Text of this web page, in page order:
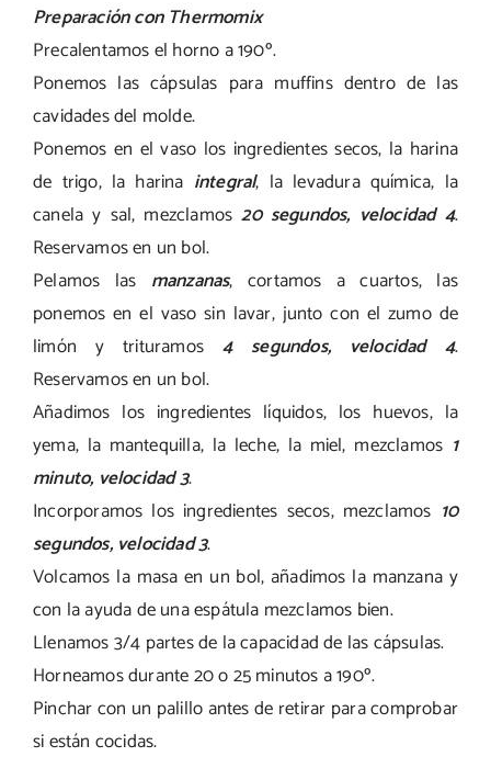
Preparación con Thermomix
Precalentamos el horno a 190º.
Ponemos las cápsulas para muffins dentro de las
cavidades del molde.
Ponemos en el vaso los ingredientes secos, la harina
de trigo, la harina integral, la levadura química, la
canela y sal, mezclamos20 segundos, velocidad 4.
Reservamos en un bol.
Pelamos las manzanas, cortamos a cuartos, las
ponemos en el vaso sin lavar, junto con el zumo de
limón y trituramos 4 segundos, velocidad 4.
Reservamos en un bol.
Añadimos los ingredientes líquidos, los huevos, la
yema, la mantequilla, la leche, la miel, mezclamos 1
minuto, velocidad 3.
Incorporamos los ingredientes secos, mezclamos 10
segundos, velocidad 3.
Volcamos la masa en un bol, añadimos la manzana y
con la ayuda de una espátula mezclamos bien.
Llenamos 3/4 partes de la capacidad de las cápsulas.
Horneamos durante 20 o 25 minutos a 190º.
Pinchar con un palillo antes de retirar para comprobar
si están cocidas.